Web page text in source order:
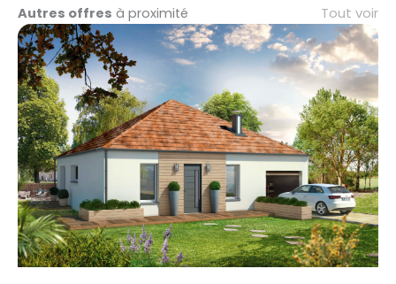
Autres offres à proximité Tout voir